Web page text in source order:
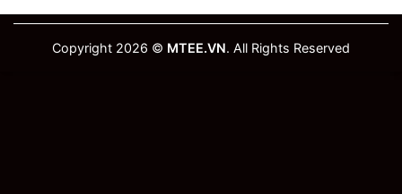
Copyright 2026 © MTEE.VN. All Rights Reserved